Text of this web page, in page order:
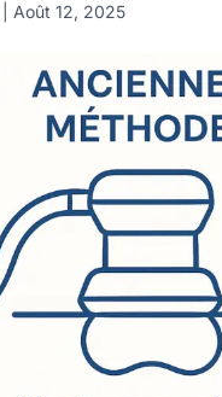
Août 12, 2025